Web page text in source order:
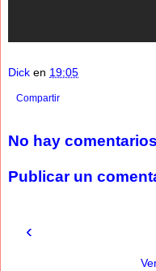
Dick en 19:05
Compartir
No hay
Publicar un
‹